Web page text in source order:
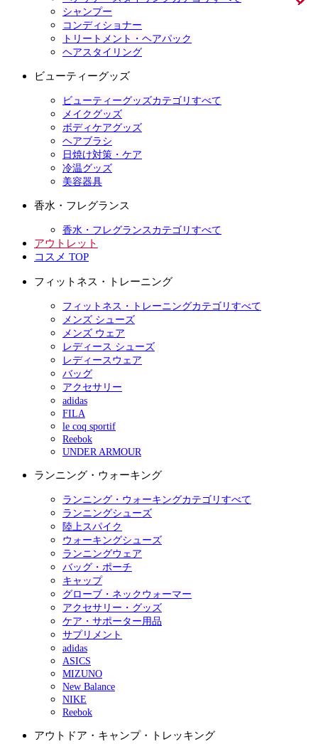
シャンプー
コンディショナー
トリートメント・ヘアパック
ヘアスタイリング
ビューティーグッズ
ビューティーグッズカテゴリすべて
メイクグッズ
ボディケアグッズ
ヘアブラシ
日焼け対策・ケア
冷温グッズ
美容器具
香水・フレグランス
香水・フレグランスカテゴリすべて
アウトレット
コスメ TOP
フィットネス・トレーニング
フィットネス・トレーニングカテゴリすべて
メンズ シューズ
メンズ ウェア
レディース シューズ
レディースウェア
バッグ
アクセサリー
adidas
FILA
le coq sportif
Reebok
UNDER ARMOUR
ランニング・ウォーキング
ランニング・ウォーキングカテゴリすべて
ランニングシューズ
陸上スパイク
ウォーキングシューズ
ランニングウェア
バッグ・ポーチ
キャップ
グローブ・ネックウォーマー
アクセサリー・グッズ
ケア・サポーター用品
サプリメント
adidas
ASICS
MIZUNO
New Balance
NIKE
Reebok
アウトドア・キャンプ・トレッキング